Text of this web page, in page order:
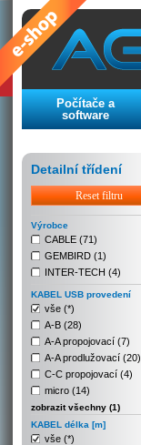
Počítače a
software
Detailní třídení
Reset filtru
Výrobce
CABLE (71)
GEMBIRD (1)
INTER-TECH (4)
KABEL USB provedení
vše (*)
A-B (28)
A-A propojovací (7)
A-A prodlužovací (20)
C-C propojovací (4)
micro (14)
zobrazit všechny (1)
KABEL délka [m]
vše (*)